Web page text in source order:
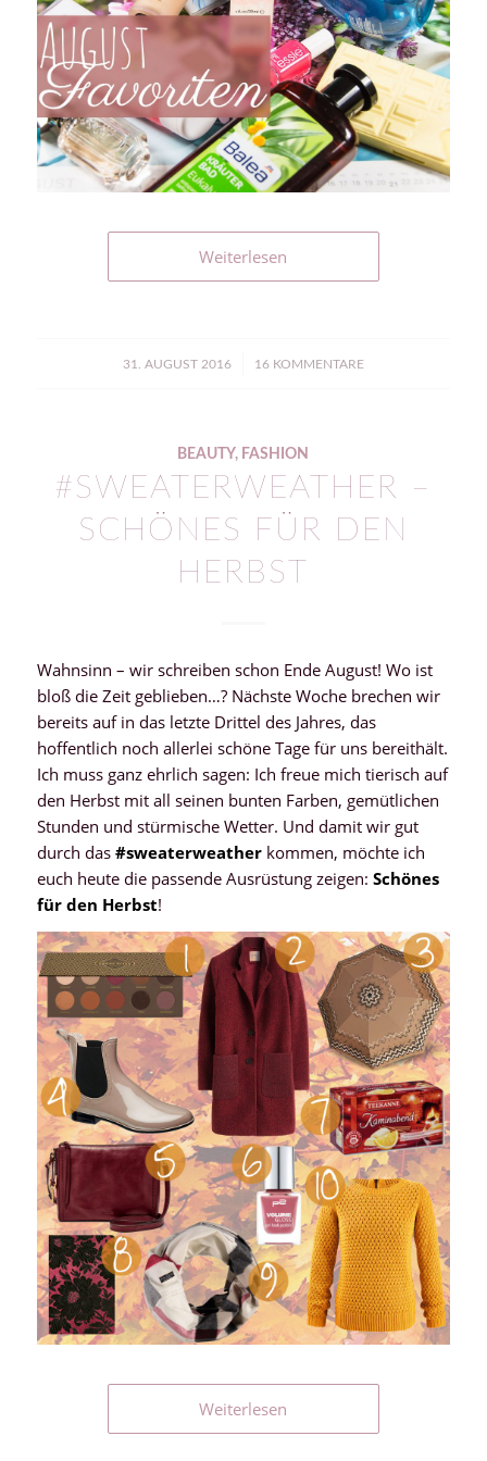
Weiterlesen
31. AUGUST 2016
/ 16 KOMMENTARE
BEAUTY, FASHION
#SWEATERWEATHER –
SCHÖNES FÜR DEN
HERBST
Wahnsinn – wir schreiben schon Ende August! Wo ist
bloß die Zeit geblieben…? Nächste Woche brechen wir
bereits auf in das letzte Drittel des Jahres, das
hoffentlich noch allerlei schöne Tage für uns bereithält.
Ich muss ganz ehrlich sagen: Ich freue mich tierisch auf
den Herbst mit all seinen bunten Farben, gemütlichen
Stunden und stürmische Wetter. Und damit wir gut
durch das #sweaterweatherkommen, möchte ich
euch heute die passende Ausrüstung zeigen: Schönes
für den Herbst!
Weiterlesen